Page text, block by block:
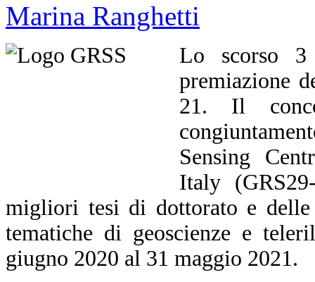
Lo scorso
premiazione
21. Il
Sensing
Italy
migliori tesi di dottorato e
tematiche di geoscienze e
giugno 2020 al 31 maggio 2021.